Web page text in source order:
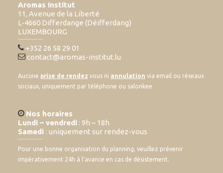
Aromas Institut
11, Avenue de la Liberté
L-4660 Differdange (Déifferdang)
LUXEMBOURG
+352 26 58 29 01
contact@aromas-institut.lu
Aucune prise de rendez vous ni annulation via email ou réseaux
sociaux, uniquement par téléphone ou salonkee
Nos horaires
Lundi – vendredi : 9h – 18h
Samedi : uniquement sur rendez-vous
Pour une bonne organisation du planning, veuillez prévenir
impérativement 24h à l’avance en cas de désistement.